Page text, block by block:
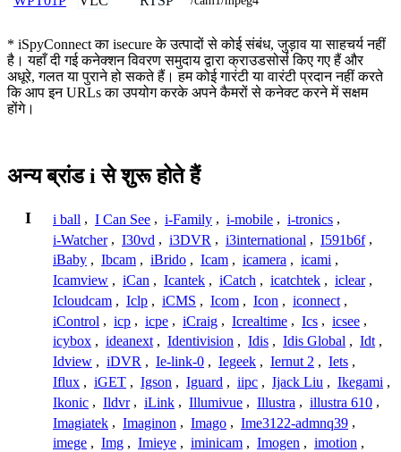
* iSpyConnect का isecure के उत्पादों से कोई संबंध, जुड़ाव या साहचर्य नहीं
है। यहाँ दी गई कनेक्शन विवरण समुदाय द्वारा क्राउडसोर्स किए गए हैं और
अधूरे, गलत या पुराने हो सकते हैं। हम कोई गारंटी या वारंटी प्रदान नहीं करते
कि आप इन URLs का उपयोग करके अपने कैमरों से कनेक्ट करने में सक्षम
होंगे।
अन्य ब्रांड i से शुरू होते हैं
I i ball , I Can See , i-Family , i-mobile , i-tronics ,
i-Watcher , I30vd , i3DVR , i3international , I591b6f ,
iBaby , Ibcam , iBrido , Icam , icamera , icami ,
Icamview , iCan , Icantek , iCatch , icatchtek , iclear ,
Icloudcam , Iclp , iCMS , Icom , Icon , iconnect ,
iControl , icp , icpe , iCraig , Icrealtime , Ics , icsee ,
icybox , ideanext , Identivision , Idis , Idis Global , Idt ,
Idview , iDVR , Ie-link-0 , Iegeek , Iernut 2 , Iets ,
Iflux , iGET , Igson , Iguard , iipc , Ijack Liu , Ikegami ,
Ikonic , Ildvr , iLink , Illumivue , Illustra , illustra 610 ,
Imagiatek , Imaginon , Imago , Ime3122-admnq39 ,
imege , Img , Imieye , iminicam , Imogen , imotion ,